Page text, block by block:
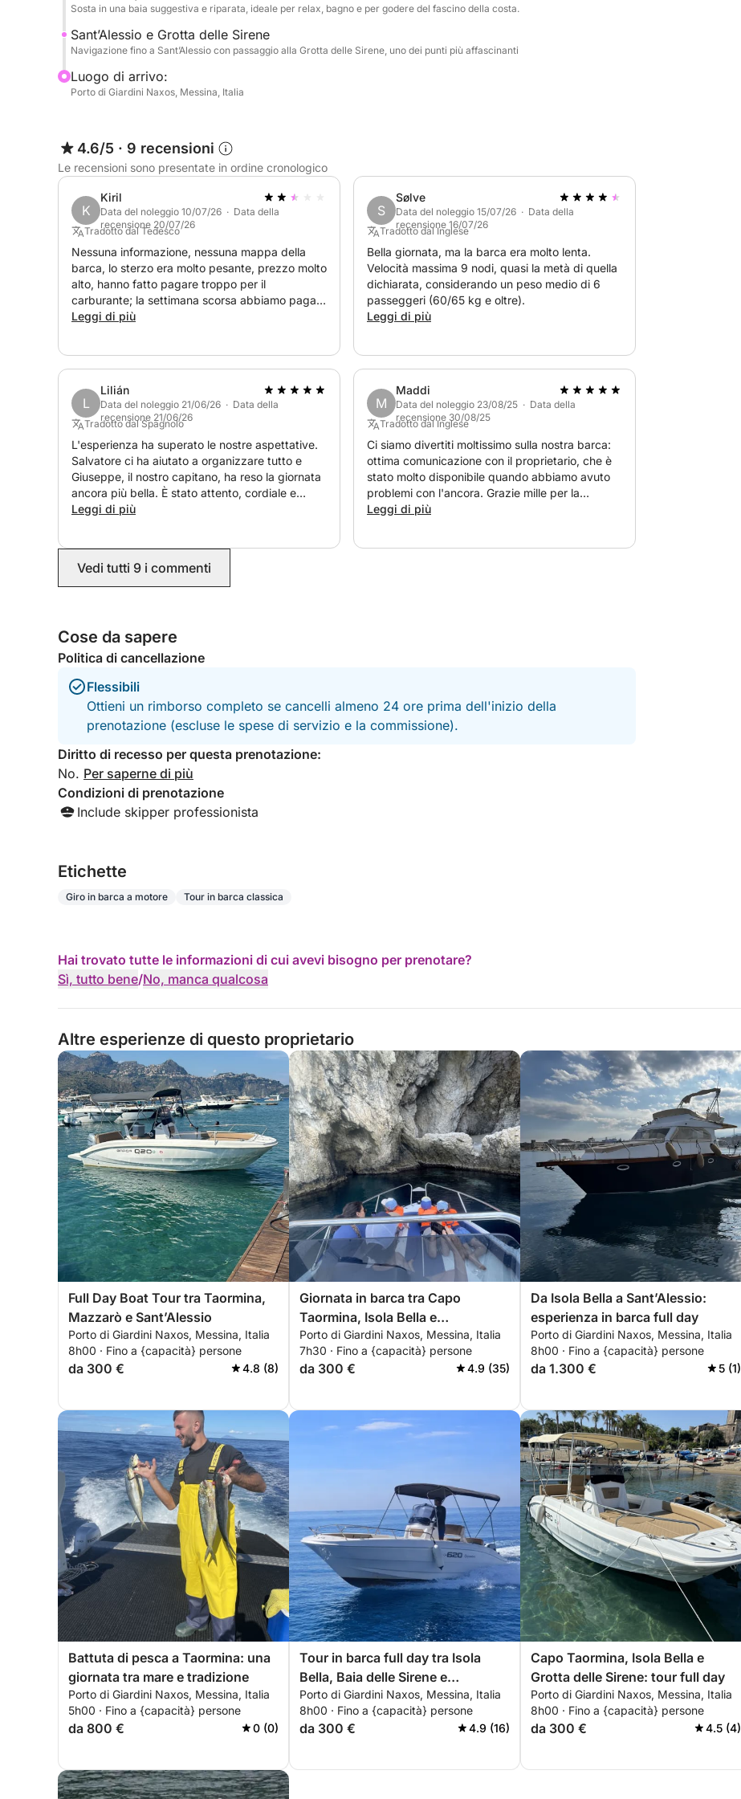
Sosta in una baia suggestiva e riparata, ideale per relax, bagno e per godere del fascino della costa.
Sant’Alessio e Grotta delle Sirene
Navigazione fino a Sant’Alessio con passaggio alla Grotta delle Sirene, uno dei punti più affascinanti
Luogo di arrivo:
Porto di Giardini Naxos, Messina, Italia
4.6/5 · 9 recensioni
Le recensioni sono presentate in ordine cronologico
K
Kiril
Data del noleggio 10/07/26 · Data della
recensione 20/07/26
Tradotto dal Tedesco
Nessuna informazione, nessuna mappa della
barca, lo sterzo era molto pesante, prezzo molto
alto, hanno fatto pagare troppo per il
carburante; la settimana scorsa abbiamo pagato
10 € per la stessa escursione, ma qui ne hanno
Leggi di più
S
Sølve
Data del noleggio 15/07/26 · Data della
recensione 16/07/26
Tradotto dal Inglese
Bella giornata, ma la barca era molto lenta.
Velocità massima 9 nodi, quasi la metà di quella
dichiarata, considerando un peso medio di 6
passeggeri (60/65 kg e oltre).
Leggi di più
L
Lilián
Data del noleggio 21/06/26 · Data della
recensione 21/06/26
Tradotto dal Spagnolo
L'esperienza ha superato le nostre aspettative.
Salvatore ci ha aiutato a organizzare tutto e
Giuseppe, il nostro capitano, ha reso la giornata
ancora più bella. È stato attento, cordiale e
molto professionale. Ci siamo divertiti
Leggi di più
M
Maddi
Data del noleggio 23/08/25 · Data della
recensione 30/08/25
Tradotto dal Inglese
Ci siamo divertiti moltissimo sulla nostra barca:
ottima comunicazione con il proprietario, che è
stato molto disponibile quando abbiamo avuto
problemi con l'ancora. Grazie mille per la
fantastica giornata, la consiglio vivamente!
Leggi di più
Vedi tutti 9 i commenti
Cose da sapere
Politica di cancellazione
Flessibili
Ottieni un rimborso completo se cancelli almeno 24 ore prima dell'inizio della
prenotazione (escluse le spese di servizio e la commissione).
Diritto di recesso per questa prenotazione:
No. Per saperne di più
Condizioni di prenotazione
Include skipper professionista
Etichette
Giro in barca a motore Tour in barca classica
Hai trovato tutte le informazioni di cui avevi bisogno per prenotare?
Sì, tutto bene/No, manca qualcosa
Altre esperienze di questo proprietario
Full Day Boat Tour tra Taormina,
Mazzarò e Sant’Alessio
Porto di Giardini Naxos, Messina, Italia
8h00 · Fino a {capacità} persone
da 300 € 4.8 (8)
Giornata in barca tra Capo
Taormina, Isola Bella e
Sant’Alessio
Porto di Giardini Naxos, Messina, Italia
7h30 · Fino a {capacità} persone
da 300 € 4.9 (35)
Da Isola Bella a Sant’Alessio:
esperienza in barca full day
Porto di Giardini Naxos, Messina, Italia
8h00 · Fino a {capacità} persone
da 1.300 € 5 (1)
Battuta di pesca a Taormina: una
giornata tra mare e tradizione
Porto di Giardini Naxos, Messina, Italia
5h00 · Fino a {capacità} persone
da 800 € 0 (0)
Tour in barca full day tra Isola
Bella, Baia delle Sirene e
Sant’Alessio
Porto di Giardini Naxos, Messina, Italia
8h00 · Fino a {capacità} persone
da 300 € 4.9 (16)
Capo Taormina, Isola Bella e
Grotta delle Sirene: tour full day
Porto di Giardini Naxos, Messina, Italia
8h00 · Fino a {capacità} persone
da 300 € 4.5 (4)